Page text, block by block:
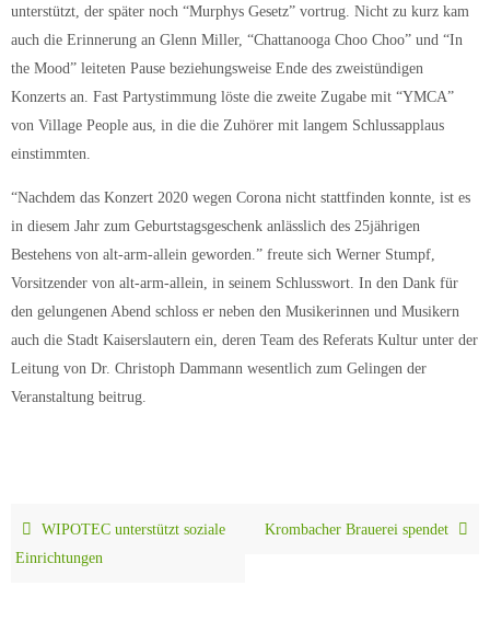
unterstützt, der später noch “Murphys Gesetz” vortrug. Nicht zu kurz kam
auch die Erinnerung an Glenn Miller, “Chattanooga Choo Choo” und “In
the Mood” leiteten Pause beziehungsweise Ende des zweistündigen
Konzerts an. Fast Partystimmung löste die zweite Zugabe mit “YMCA”
von Village People aus, in die die Zuhörer mit langem Schlussapplaus
einstimmten.
“Nachdem das Konzert 2020 wegen Corona nicht stattfinden konnte, ist es
in diesem Jahr zum Geburtstagsgeschenk anlässlich des 25jährigen
Bestehens von alt-arm-allein geworden.” freute sich Werner Stumpf,
Vorsitzender von alt-arm-allein, in seinem Schlusswort. In den Dank für
den gelungenen Abend schloss er neben den Musikerinnen und Musikern
auch die Stadt Kaiserslautern ein, deren Team des Referats Kultur unter der
Leitung von Dr. Christoph Dammann wesentlich zum Gelingen der
Veranstaltung beitrug.
WIPOTEC unterstützt soziale
Einrichtungen
Krombacher Brauerei spendet